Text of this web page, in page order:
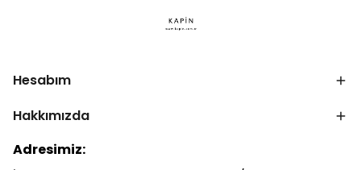
Hesabım
Hakkımızda
Adresimiz: